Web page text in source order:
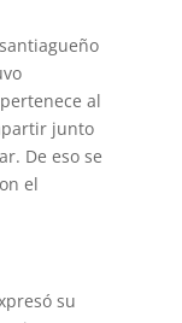
al
junto
De eso se
el
su